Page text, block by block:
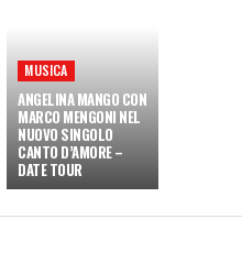
MUSICA
ANGELINA MANGO CON
MARCO MENGONI NEL
NUOVO SINGOLO
CANTO D’AMORE –
DATE TOUR